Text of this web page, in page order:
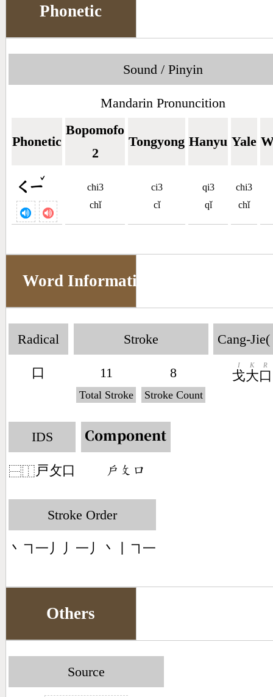
Phonetic
Sound / Pinyin
Mandarin Pronuncition
Phonetic
Bopomofo
2
Tongyong Hanyu Yale
ㄑㄧ
ˇ
chi3
chǐ
ci3
cǐ
qi3
qǐ
chi3
chǐ
Word Information
Radical
口
Stroke
11
Total Stroke
8
Stroke Count
Cang-Jie(
戈
I
大
K
口
R
IDS
⿱⿰ 戸攵口
Component
󶃫󶃜󶁶
Stroke Order
丶㇕一丿丿一丿丶丨㇕一
Others
Source